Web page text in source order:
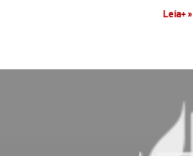
Leia+ »